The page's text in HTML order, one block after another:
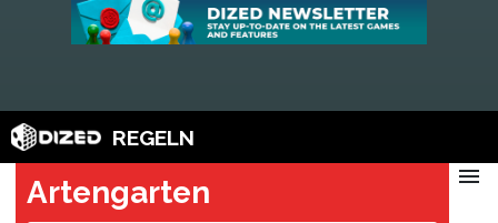
REGELN
Artengarten menu